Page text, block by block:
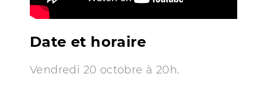
Date et horaire
Vendredi 20 octobre à 20h.